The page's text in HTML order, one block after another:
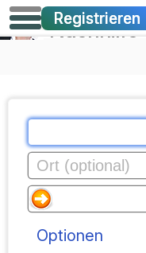
Nachhilfe
Registrieren
Optionen